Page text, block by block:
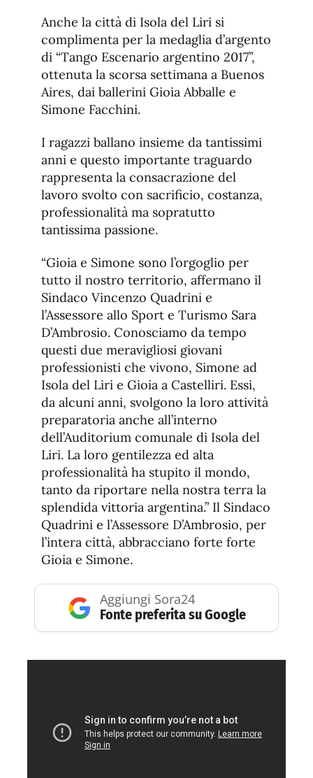
de
fuente
de
fuente.
Anche la città di Isola del Liri si
complimenta per la medaglia d’argento
di “Tango Escenario argentino 2017”,
ottenuta la scorsa settimana a Buenos
Aires, dai ballerini Gioia Abballe e
Simone Facchini.
I ragazzi ballano insieme da tantissimi
anni e questo importante traguardo
rappresenta la consacrazione del
lavoro svolto con sacrificio, costanza,
professionalità ma sopratutto
tantissima passione.
“Gioia e Simone sono l’orgoglio per
tutto il nostro territorio, affermano il
Sindaco Vincenzo Quadrini e
l’Assessore allo Sport e Turismo Sara
D’Ambrosio. Conosciamo da tempo
questi due meravigliosi giovani
professionisti che vivono, Simone ad
Isola del Liri e Gioia a Castelliri. Essi,
da alcuni anni, svolgono la loro attività
preparatoria anche all’interno
dell’Auditorium comunale di Isola del
Liri. La loro gentilezza ed alta
professionalità ha stupito il mondo,
tanto da riportare nella nostra terra la
splendida vittoria argentina.” Il Sindaco
Quadrini e l’Assessore D’Ambrosio, per
l’intera città, abbracciano forte forte
Gioia e Simone.
Aggiungi Sora24
Fonte preferita su Google